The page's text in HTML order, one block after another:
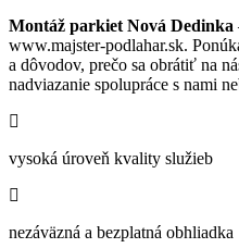
Montáž parkiet Nová Dedinka
www.majster-podlahar.sk.
a dôvodov, prečo sa obrátiť na
nadviazanie spolupráce s nami
vysoká úroveň kvality služieb
nezáväzná a bezplatná obhliadka